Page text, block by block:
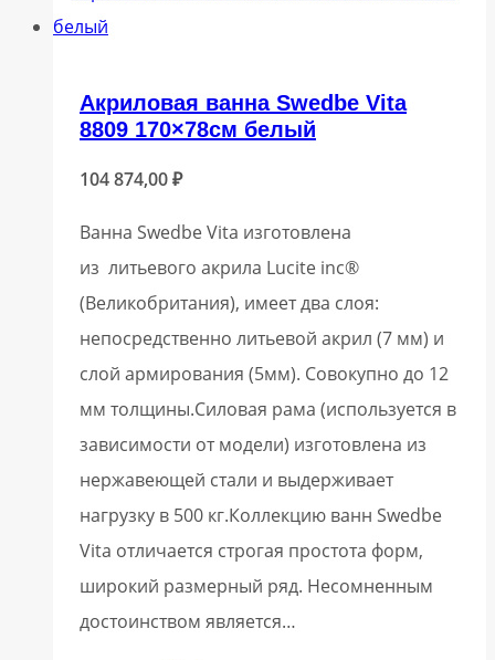
Акриловая ванна Swedbe Vita
8809 170×78см белый
104 874,00₽
Ванна Swedbe Vita изготовлена
из литьевого акрила Lucite inc®
(Великобритания), имеет два слоя:
непосредственно литьевой акрил (7 мм) и
слой армирования (5мм). Совокупно до 12
мм толщины.Силовая рама (используется в
зависимости от модели) изготовлена из
нержавеющей стали и выдерживает
нагрузку в 500 кг.Коллекцию ванн Swedbe
Vita отличается строгая простота форм,
широкий размерный ряд. Несомненным
достоинством является…